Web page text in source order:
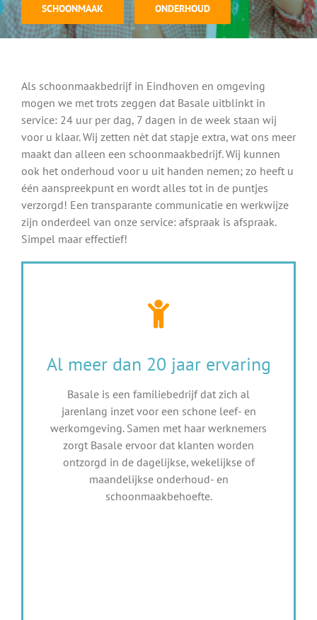
SCHOONMAAK ONDERHOUD
Als schoonmaakbedrijf in Eindhoven en omgeving
mogen we met trots zeggen dat Basale uitblinkt in
service: 24 uur per dag, 7 dagen in de week staan wij
voor u klaar. Wij zetten nèt dat stapje extra, wat ons meer
maakt dan alleen een schoonmaakbedrijf. Wij kunnen
ook het onderhoud voor u uit handen nemen; zo heeft u
één aanspreekpunt en wordt alles tot in de puntjes
verzorgd! Een transparante communicatie en werkwijze
zijn onderdeel van onze service: afspraak is afspraak.
Simpel maar effectief!
Al meer dan 20 jaar ervaring
Basale is een familiebedrijf dat zich al
jarenlang inzet voor een schone leef- en
werkomgeving. Samen met haar werknemers
zorgt Basale ervoor dat klanten worden
ontzorgd in de dagelijkse, wekelijkse of
maandelijkse onderhoud- en
schoonmaakbehoefte.